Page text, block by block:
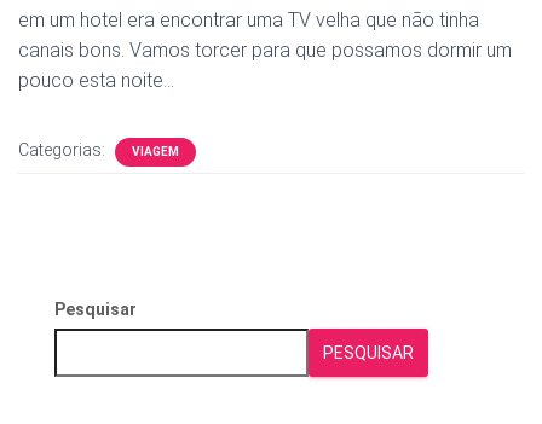
em um hotel era encontrar uma TV velha que não tinha
canais bons. Vamos torcer para que possamos dormir um
pouco esta noite…
Categorias: VIAGEM
Pesquisar
PESQUISAR